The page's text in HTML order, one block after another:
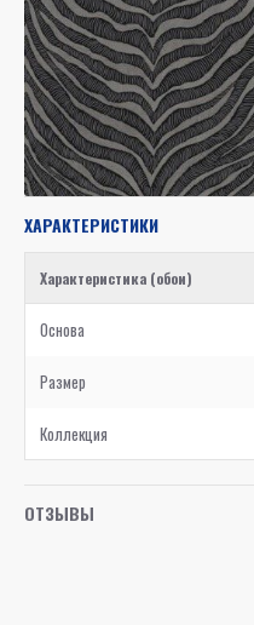
ХАРАКТЕРИСТИКИ
Характеристика (обои)
Основа
Размер
Коллекция
ОТЗЫВЫ